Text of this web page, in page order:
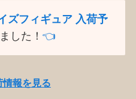
ズフィギュア 入荷予
した！👈️
報を見る